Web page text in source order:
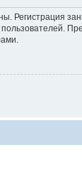
Регистрация